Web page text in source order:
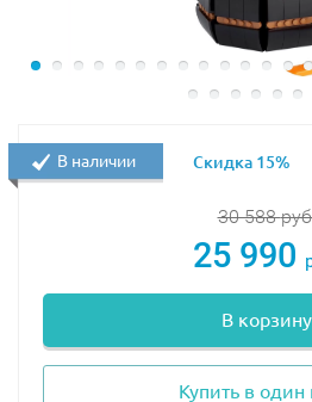
30 588
25 990
В корзину
Купить в один
В наличии Скидка 15%